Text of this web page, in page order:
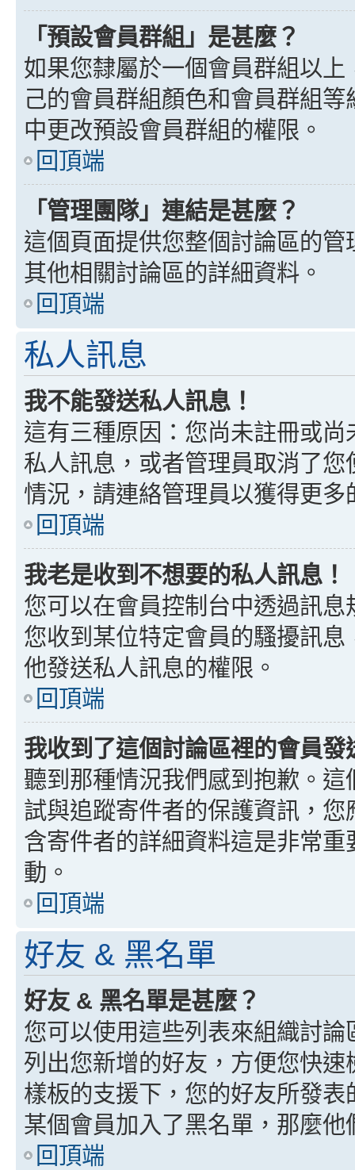
「預設會員群組」是甚麼？
如果您隸屬於一個會員群組以
己的會員群組顏色和會員群組
中更改預設會員群組的權限。
回頂端
「管理團隊」連結是甚麼？
這個頁面提供您整個討論區的
其他相關討論區的詳細資料。
回頂端
私人訊息
我不能發送私人訊息！
這有三種原因：您尚未註冊或
私人訊息，或者管理員取消了
情況，請連絡管理員以獲得更多
回頂端
我老是收到不想要的私人訊息！
您可以在會員控制台中透過訊
您收到某位特定會員的騷擾訊
他發送私人訊息的權限。
回頂端
我收到了這個討論區裡的會員
聽到那種情況我們感到抱歉。
試與追蹤寄件者的保護資訊，
含寄件者的詳細資料這是非常
動。
回頂端
好友 & 黑名單
好友 & 黑名單是甚麼？
您可以使用這些列表來組織討
列出您新增的好友，方便您快
樣板的支援下，您的好友所發
某個會員加入了黑名單，那麼
回頂端